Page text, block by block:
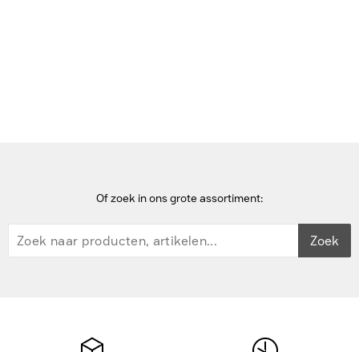
Of zoek in ons grote assortiment:
Zoek